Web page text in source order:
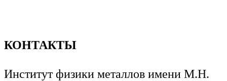
КОНТАКТЫ
Институт физики металлов имени М.Н.